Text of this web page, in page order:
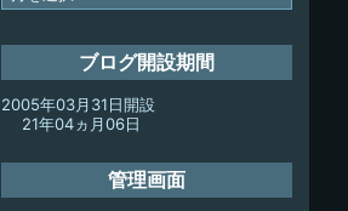
ー
ブ
ブログ開設期間
2005年03月31日開設
21年04ヵ月06日
管理画面